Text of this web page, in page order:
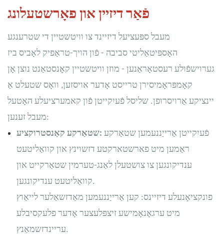
פֿאַר דיזיין און פאָרשטעלונג
מעבל ספּעציעל דיזיינד צו וויטשטיין די שטרענגע
האָספּיטאַליטי סביבה - פֿון הויך-טראַפיק לאָביס ביז
גערוישפֿולע רעסטאָראַנען - מוזן וויטשטיין קאָנסטאַנט נוצן אָן
קאָמפּראָמיסירן טרייסט אָדער אויסזען, וואָס שטעלט אַ
יינציקע אַרויסרופן. שליסל פֿעיִקייטן פֿון קאמערציעלע האָטעל
מעבל זענען:
שטאַרקע קאַנסטרוקציע: פֿעיִקייטן אַרייַננעמען שטאַרקע
ראַמען מיט פארשטארקטע דזשוינץ און קוואַליטעט
ענדיקונגען צו צושטעלן לאַנג-טערמין שטאַרקייט און
קוואַליטעט ענדיקונגען.
פונקציאָנעלע דיזיינס: קען אַרייַננעמען מאַדזשאַלער לייאַוץ
מיט ערגאָנאָמישע זיצפּלעצער אָדער פלעקסיבלע
עריינדזשמאַנץ.